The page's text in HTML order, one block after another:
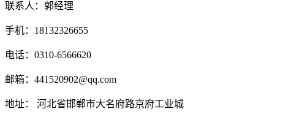
联系人：郭经理
手机：18132326655
电话：0310-6566620
邮箱：441520902@qq.com
地址： 河北省邯郸市大名府路京府工业城